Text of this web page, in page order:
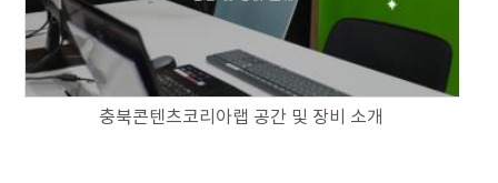
충북콘텐츠코리아랩 공간 및 장비 소개